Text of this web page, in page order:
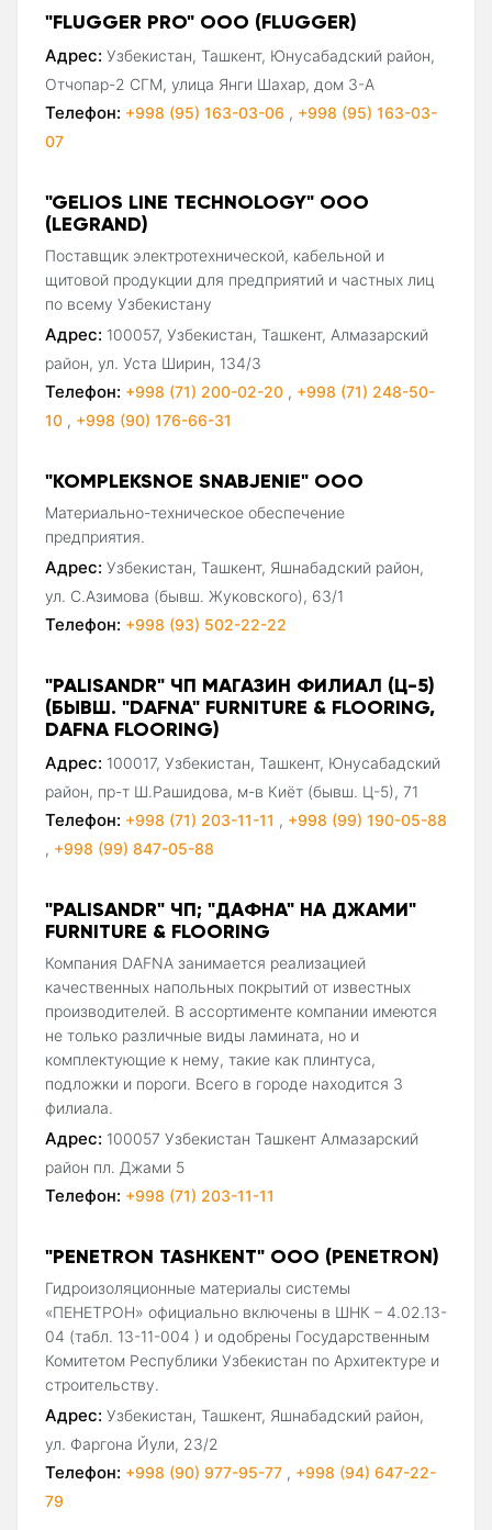
"FLUGGER PRO" ООО (FLUGGER)
Адрес: Узбекистан, Ташкент, Юнусабадский район,
Отчопар-2 СГМ, улица Янги Шахар, дом 3-А
Телефон: +998 (95) 163-03-06 , +998 (95) 163-03-
07
"GELIOS LINE TECHNOLOGY" ООО
(LEGRAND)
Поставщик электротехнической, кабельной и
щитовой продукции для предприятий и частных лиц
по всему Узбекистану
Адрес: 100057, Узбекистан, Ташкент, Алмазарский
район, ул. Уста Ширин, 134/3
Телефон: +998 (71) 200-02-20 , +998 (71) 248-50-
10 , +998 (90) 176-66-31
"KOMPLEKSNOE SNABJENIE" ООО
Материально-техническое обеспечение
предприятия.
Адрес: Узбекистан, Ташкент, Яшнабадский район,
ул. С.Азимова (бывш. Жуковского), 63/1
Телефон: +998 (93) 502-22-22
"PALISANDR" ЧП МАГАЗИН ФИЛИАЛ (Ц-5)
(БЫВШ. "DAFNA" FURNITURE & FLOORING,
DAFNA FLOORING)
Адрес: 100017, Узбекистан, Ташкент, Юнусабадский
район, пр-т Ш.Рашидова, м-в Киёт (бывш. Ц-5), 71
Телефон: +998 (71) 203-11-11 , +998 (99) 190-05-88
, +998 (99) 847-05-88
"PALISANDR" ЧП; "ДАФНА" НА ДЖАМИ"
FURNITURE & FLOORING
Компания DAFNA занимается реализацией
качественных напольных покрытий от известных
производителей. В ассортименте компании имеются
не только различные виды ламината, но и
комплектующие к нему, такие как плинтуса,
подложки и пороги. Всего в городе находится 3
филиала.
Адрес: 100057 Узбекистан Ташкент Алмазарский
район пл. Джами 5
Телефон: +998 (71) 203-11-11
"PENETRON TASHKENT" ООО (PENETRON)
Гидроизоляционные материалы системы
«ПЕНЕТРОН» официально включены в ШНК – 4.02.13-
04 (табл. 13-11-004 ) и одобрены Государственным
Комитетом Республики Узбекистан по Архитектуре и
строительству.
Адрес: Узбекистан, Ташкент, Яшнабадский район,
ул. Фаргона Йули, 23/2
Телефон: +998 (90) 977-95-77 , +998 (94) 647-22-
79